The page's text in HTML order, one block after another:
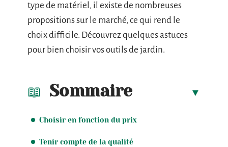
type de matériel, il existe de nombreuses
propositions sur le marché, ce qui rend le
choix difficile. Découvrez quelques astuces
pour bien choisir vos outils de jardin.
Sommaire
Choisir en fonction du prix
Tenir compte de la qualité